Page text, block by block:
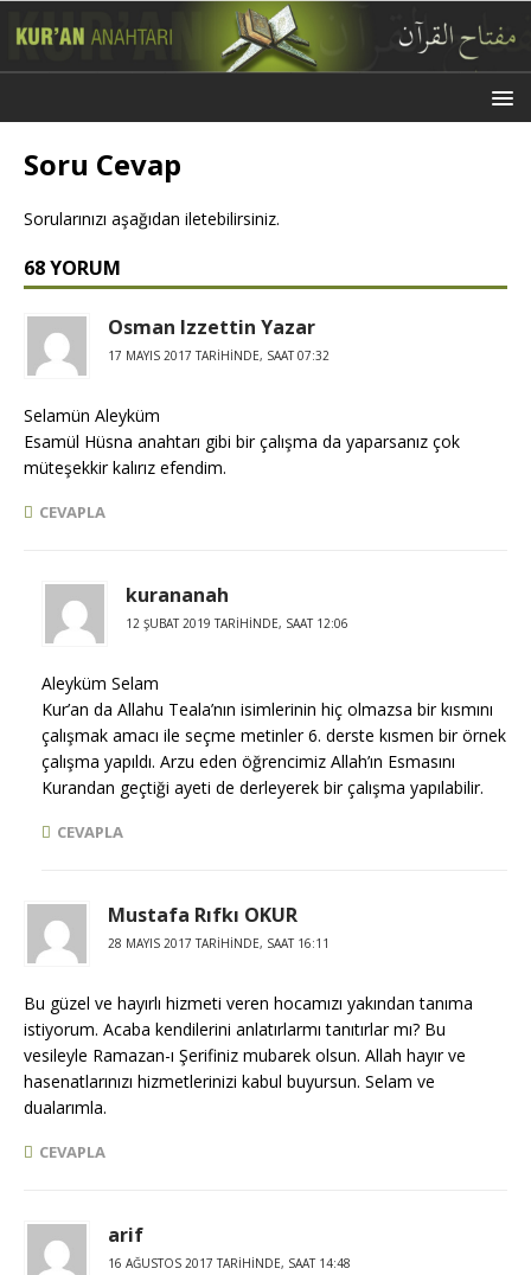
Soru Cevap
Sorularınızı aşağıdan iletebilirsiniz.
68 YORUM
Osman Izzettin Yazar
17 MAYIS 2017 TARIHINDE, SAAT 07:32
Selamün Aleyküm
Esamül Hüsna anahtarı gibi bir çalışma da yaparsanız çok
müteşekkir kalırız efendim.
CEVAPLA
kurananah
12 ŞUBAT 2019 TARIHINDE, SAAT 12:06
Aleyküm Selam
Kur’an da Allahu Teala’nın isimlerinin hiç olmazsa bir kısmını
çalışmak amacı ile seçme metinler 6. derste kısmen bir örnek
çalışma yapıldı. Arzu eden öğrencimiz Allah’ın Esmasını
Kurandan geçtiği ayeti de derleyerek bir çalışma yapılabilir.
CEVAPLA
Mustafa Rıfkı OKUR
28 MAYIS 2017 TARIHINDE, SAAT 16:11
Bu güzel ve hayırlı hizmeti veren hocamızı yakından tanıma
istiyorum. Acaba kendilerini anlatırlarmı tanıtırlar mı? Bu
vesileyle Ramazan-ı Şerifiniz mubarek olsun. Allah hayır ve
hasenatlarınızı hizmetlerinizi kabul buyursun. Selam ve
dualarımla.
CEVAPLA
arif
16 AĞUSTOS 2017 TARIHINDE, SAAT 14:48